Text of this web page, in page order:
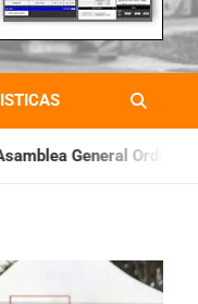
IAME SERIES